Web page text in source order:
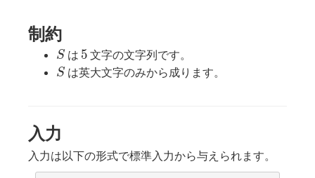
制約
S
S は 5
5 文字の文字列です。
S
S は英大文字のみから成ります。
入力
入力は以下の形式で標準入力から与えられます。